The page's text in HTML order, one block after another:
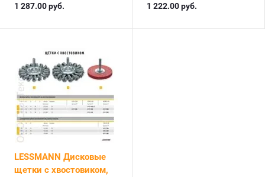
1 287.00руб. 1 222.00руб.
LESSMANN Дисковые
щетки с хвостовиком,